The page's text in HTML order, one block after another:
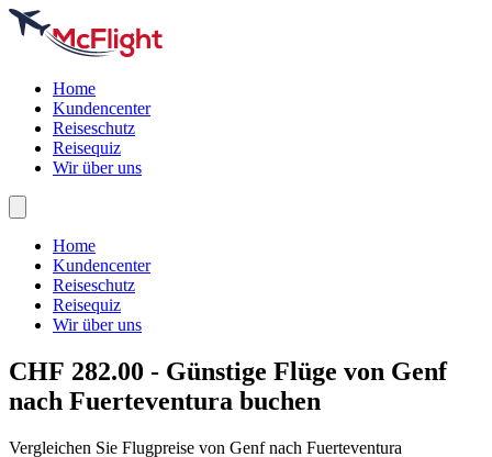
Home
Kundencenter
Reiseschutz
Reisequiz
Wir über uns
Home
Kundencenter
Reiseschutz
Reisequiz
Wir über uns
CHF 282.00 - Günstige Flüge von Genf
nach Fuerteventura buchen
Vergleichen Sie Flugpreise von Genf nach Fuerteventura